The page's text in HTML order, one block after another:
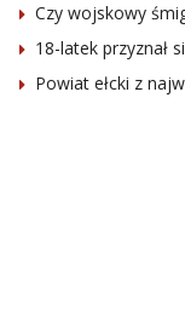
Czy wojskowy
18-latek przyznał
Powiat ełcki z